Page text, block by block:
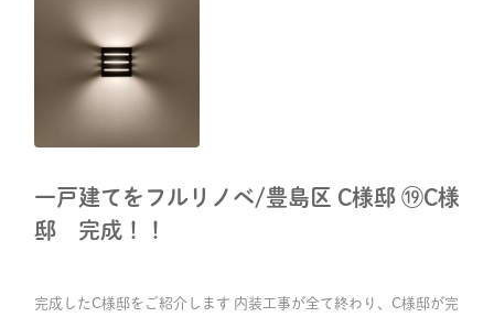
一戸建てをフルリノベ/豊島区 C様邸 ⑲C様
邸 完成！！
完成したC様邸をご紹介します 内装工事が全て終わり、C様邸が完